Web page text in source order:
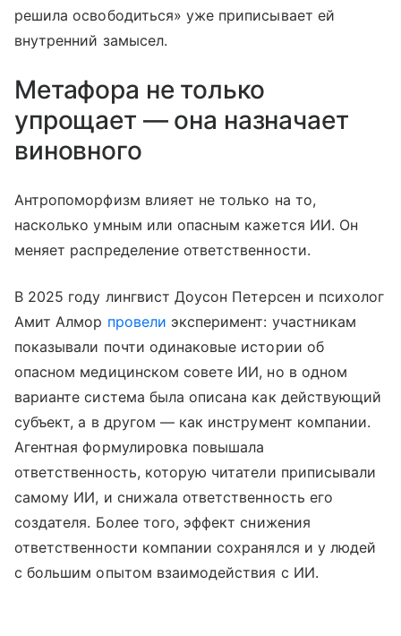
решила освободиться» уже приписывает ей
внутренний замысел.
Метафора не только
упрощает — она назначает
виновного
Антропоморфизм влияет не только на то,
насколько умным или опасным кажется ИИ. Он
меняет распределение ответственности.
В 2025 году лингвист Доусон Петерсен и психолог
Амит Алмор провели эксперимент: участникам
показывали почти одинаковые истории об
опасном медицинском совете ИИ, но в одном
варианте система была описана как действующий
субъект, а в другом — как инструмент компании.
Агентная формулировка повышала
ответственность, которую читатели приписывали
самому ИИ, и снижала ответственность его
создателя. Более того, эффект снижения
ответственности компании сохранялся и у людей
с большим опытом взаимодействия с ИИ.